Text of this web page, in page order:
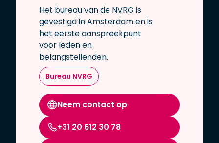
Het bureau van de NVRG is
gevestigd in Amsterdam en is
het eerste aanspreekpunt
voor leden en
belangstellenden.
Bureau NVRG
Neem contact op
+31 20 612 30 78